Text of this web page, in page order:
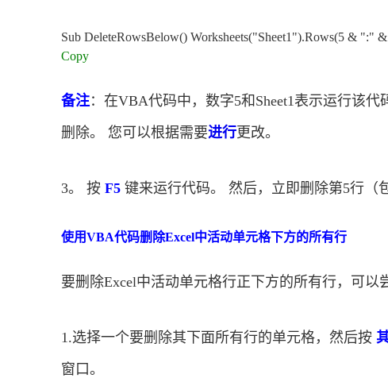
Sub DeleteRowsBelow() Worksheets("Sheet1").Rows(5 & ":"
Copy
备注：在VBA代码中，数字5和Sheet1表示运行该
删除。 您可以根据需要进行更改。
3。 按 F5 键来运行代码。 然后，立即删除第5行（
使用VBA代码删除Excel中活动单元格下方的所有行
要删除Excel中活动单元格行正下方的所有行，可以
1.选择一个要删除其下面所有行的单元格，然后按
窗口。